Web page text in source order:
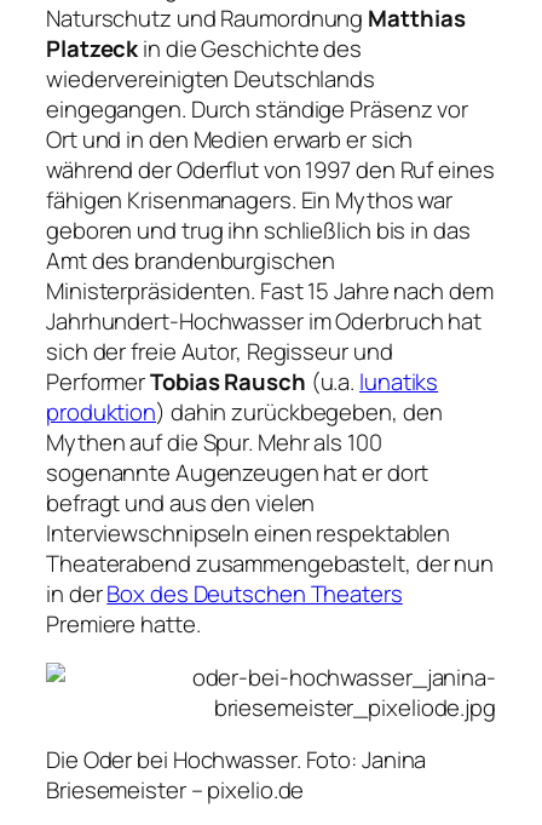
Naturschutz und Raumordnung Matthias
Platzeckin die Geschichte des
wiedervereinigten Deutschlands
eingegangen. Durch ständige Präsenz vor
Ort und in den Medien erwarb er sich
während der Oderflut von 1997 den Ruf eines
fähigen Krisenmanagers. Ein Mythos war
geboren und trug ihn schließlich bis in das
Amt des brandenburgischen
Ministerpräsidenten. Fast 15 Jahre nach dem
Jahrhundert-Hochwasser im Oderbruch hat
sich der freie Autor, Regisseur und
PerformerTobias Rausch (u.a. lunatiks
produktion) dahin zurückbegeben, den
Mythen auf die Spur. Mehr als 100
sogenannte Augenzeugen hat er dort
befragt und aus den vielen
Interviewschnipseln einen respektablen
Theaterabend zusammengebastelt, der nun
in derBox des Deutschen Theaters
Premiere hatte.
Die Oder bei Hochwasser. Foto: Janina
Briesemeister – pixelio.de